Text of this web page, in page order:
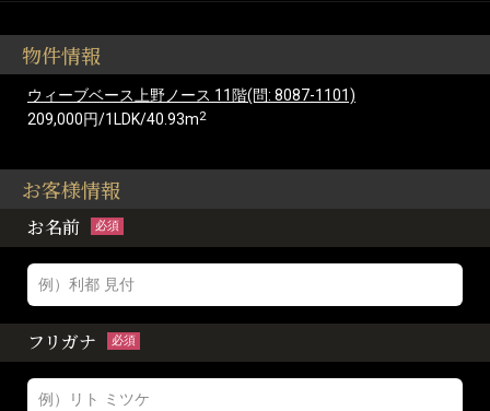
物件情報
ウィーブベース上野ノース 11階(問: 8087-1101)
209,000円/1LDK/40.93m2
お客様情報
お名前 必須
フリガナ 必須